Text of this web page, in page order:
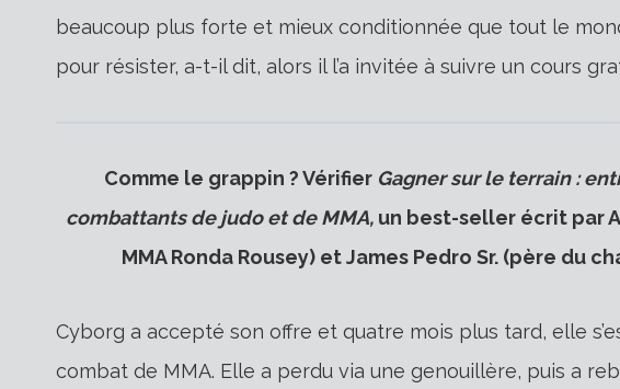
beaucoup plus forte et mieux conditionnée que tout le
pour résister, a-t-il dit, alors il l’a invitée à suivre un cours
Comme le grappin ? Vérifier Gagner sur le terrain :
combattants de judo et de MMA,un best-seller écrit par
MMA Ronda Rousey) et James Pedro Sr. (père du
Cyborg a accepté son offre et quatre mois plus tard, elle
combat de MMA. Elle a perdu via une genouillère, puis a